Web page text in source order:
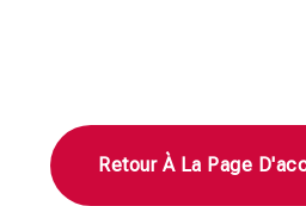
Retour À La Page